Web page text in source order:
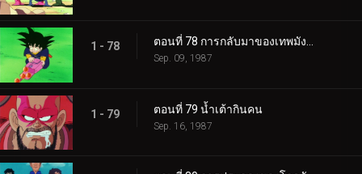
1 - 78 ตอนที่ 78 การกลับมาของเทพมังกร
Sep. 09, 1987
1 - 79 ตอนที่ 79 น้ำเต้ากินคน
Sep. 16, 1987